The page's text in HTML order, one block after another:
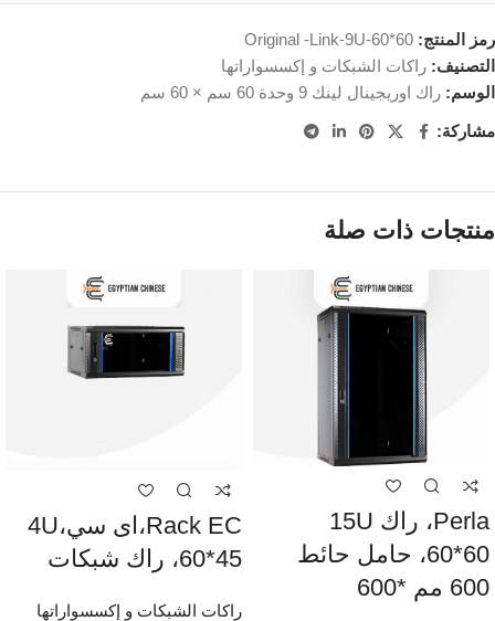
رمز المنتج: Original -Link-9U-60*60
التصنيف: راكات الشبكات و إكسسواراتها
الوسم: راك اوريجينال لينك 9 وحدة 60 سم × 60 سم
مشاركة:
منتجات ذات صلة
Perla، راك 15U
60*60، حامل حائط
600 مم *600
Rack EC،اى سي،4U
60*45، راك شبكات
راكات الشبكات و إكسسواراتها